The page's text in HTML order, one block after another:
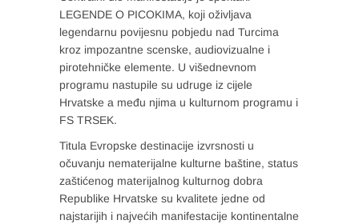
LEGENDE O PICOKIMA, koji oživljava
legendarnu povijesnu pobjedu nad Turcima
kroz impozantne scenske, audiovizualne i
pirotehničke elemente. U višednevnom
programu nastupile su udruge iz cijele
Hrvatske a među njima u kulturnom programu i
FS TRSEK.
Titula Evropske destinacije izvrsnosti u
očuvanju nematerijalne kulturne baštine, status
zaštićenog materijalnog kulturnog dobra
Republike Hrvatske su kvalitete jedne od
najstarijih i najvećih manifestacije kontinentalne